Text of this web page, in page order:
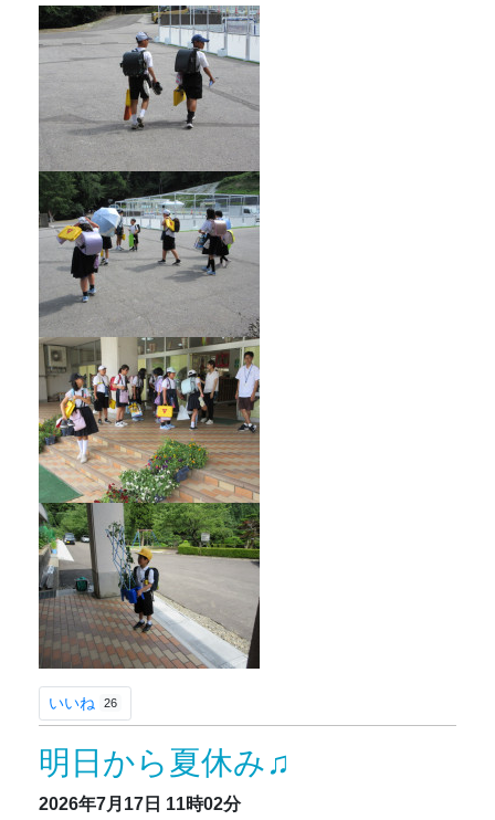
いいね 26
明日から夏休み♫
2026年7月17日 11時02分